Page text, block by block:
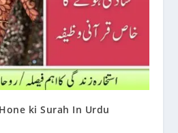
ki Surah In Urdu